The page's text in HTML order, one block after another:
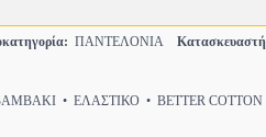
ΠΑΝΤΕΛΟΝΙΑ
• ΕΛΑΣΤΙΚΟ • BETTER COTTON